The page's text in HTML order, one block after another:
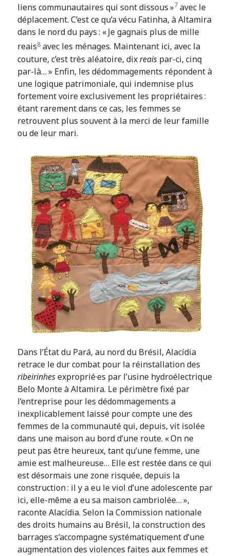
liens communautaires qui sont dissous »7avec le
déplacement. C’est ce qu’a vécu Fatinha, à Altamira
dans le nord du pays : « Je gagnais plus de mille
reais8avec les ménages. Maintenant ici, avec la
couture, c’est très aléatoire, dixreaispar-ci, cinq
par-là… » Enfin, les dédommagements répondent à
une logique patrimoniale, qui indemnise plus
fortement voire exclusivement les propriétaires :
étant rarement dans ce cas, les femmes se
retrouvent plus souvent à la merci de leur famille
ou de leur mari.
Dans l’État du Pará, au nord du Brésil, Alacídia
retrace le dur combat pour la réinstallation des
ribeirinhesexproprié·es par l’usine hydroélectrique
Belo Monte à Altamira. Le périmètre fixé par
l’entreprise pour les dédommagements a
inexplicablement laissé pour compte une des
femmes de la communauté qui, depuis, vit isolée
dans une maison au bord d’une route. « On ne
peut pas être heureux, tant qu’une femme, une
amie est malheureuse… Elle est restée dans ce qui
est désormais une zone risquée, depuis la
construction : il y a eu le viol d’une adolescente par
ici, elle-même a eu sa maison cambriolée… »,
raconte Alacídia. Selon la Commission nationale
des droits humains au Brésil, la construction des
barrages s’accompagne systématiquement d’une
augmentation des violences faites aux femmes et